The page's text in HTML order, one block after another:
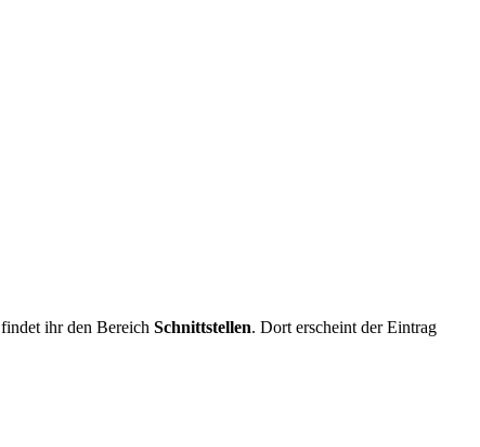
findet ihr den Bereich Schnittstellen. Dort erscheint der Eintrag